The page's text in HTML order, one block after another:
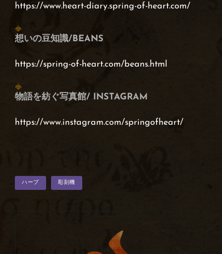
https://www.heart-diary.spring-of-heart.com/
想いの豆知識/BEANS
https://spring-of-heart.com/beans.html
物語を紡ぐ写真館/ INSTAGRAM
https://www.instagram.com/springofheart/
ハープ 彫刻機